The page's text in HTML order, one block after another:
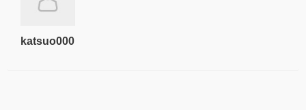
katsuo000